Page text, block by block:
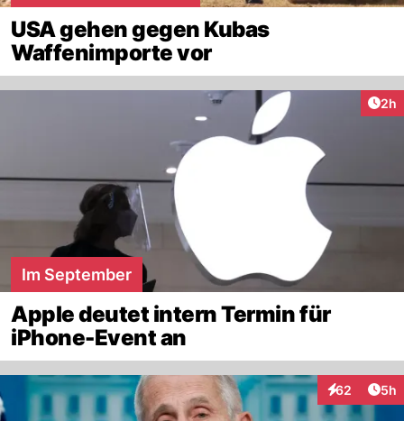
USA gehen gegen Kubas
Waffenimporte vor
2h
Im September
Apple deutet intern Termin für
iPhone-Event an
62
Interaktionen
5h